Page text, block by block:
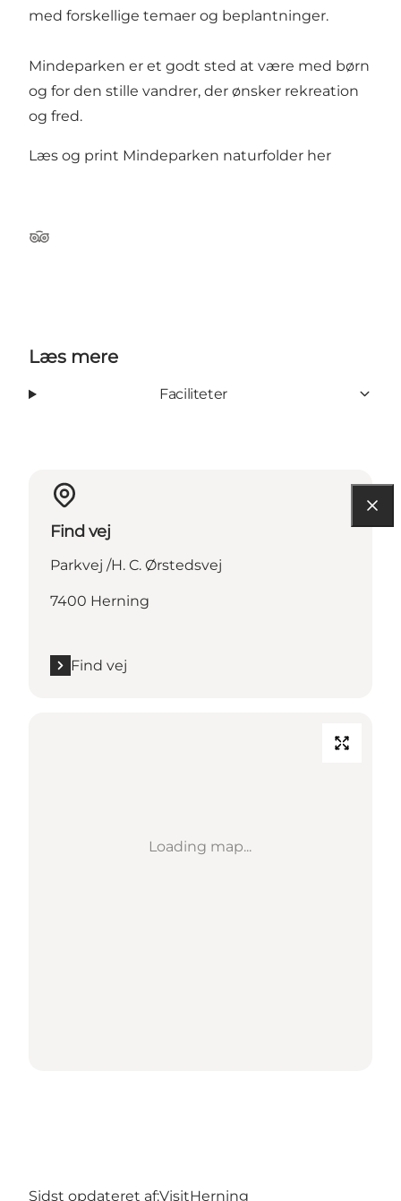
med forskellige temaer og beplantninger.
Mindeparken er et godt sted at være med børn
og for den stille vandrer, der ønsker rekreation
og fred.
Læs og print Mindeparken naturfolder her
Tripadvisor
Læs mere
Faciliteter
Find vej
Parkvej /H. C. Ørstedsvej
7400 Herning
Find vej
Loading map...
Sidst opdateret af:VisitHerning